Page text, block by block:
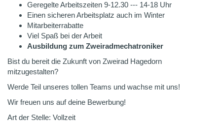
Geregelte Arbeitszeiten 9-12.30 --- 14-18 Uhr
Einen sicheren Arbeitsplatz auch im Winter
Mitarbeiterrabatte
Viel Spaß bei der Arbeit
Ausbildung zum Zweiradmechatroniker
Bist du bereit die Zukunft von Zweirad Hagedorn
mitzugestalten?
Werde Teil unseres tollen Teams und wachse mit uns!
Wir freuen uns auf deine Bewerbung!
Art der Stelle: Vollzeit